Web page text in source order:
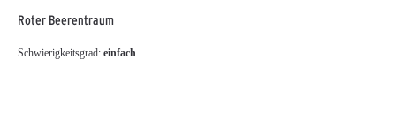
Roter Beerentraum
Schwierigkeitsgrad: einfach